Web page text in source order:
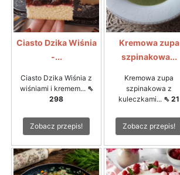
Ciasto Dzika Wiśnia
-...
Ciasto Dzika Wiśnia z
wiśniami i kremem... ⇖
298
Zobacz przepis!
Kremowa zupa
szpinakowa...
Kremowa zupa
szpinakowa z
kuleczkami... ⇖ 21
Zobacz przepis!